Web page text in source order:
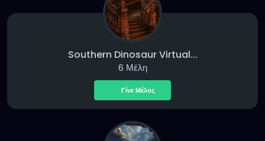
Southern Dinosaur Virtual...
6 Μέλη
Γίνε Μέλος